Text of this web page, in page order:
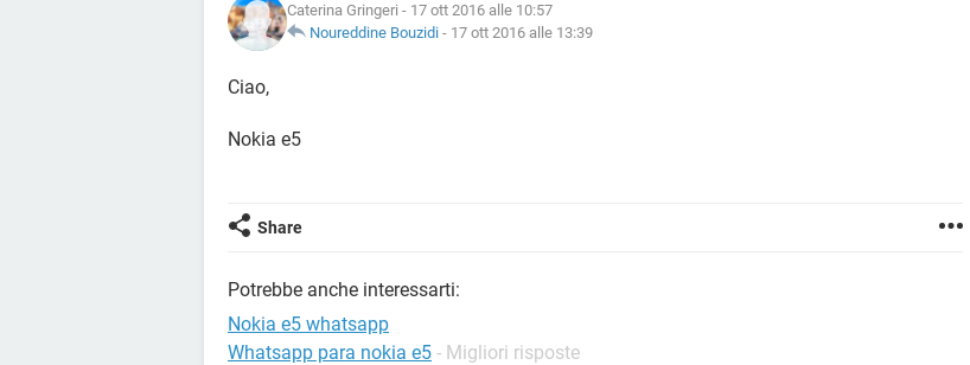
Caterina Gringeri - 17 ott 2016 alle 10:57
Noureddine Bouzidi - 17 ott 2016 alle 13:39
Ciao,
Nokia e5
Share
Potrebbe anche interessarti:
Nokia e5 whatsapp
Whatsapp para nokia e5 - Migliori risposte